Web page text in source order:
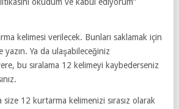
okudum ve kabul ediyorum”
kelimesi verilecek. Bunları saklamak için
Ya da ulaşabileceğiniz
bu sıralama 12 kelimeyi kaybederseniz
12 kurtarma kelimenizi sırasız olarak